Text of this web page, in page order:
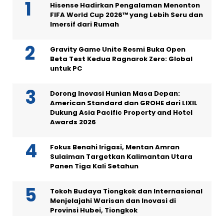
Hisense Hadirkan Pengalaman Menonton
FIFA World Cup 2026™ yang Lebih Seru dan
Imersif dari Rumah
Gravity Game Unite Resmi Buka Open
Beta Test Kedua Ragnarok Zero: Global
untuk PC
Dorong Inovasi Hunian Masa Depan:
American Standard dan GROHE dari LIXIL
Dukung Asia Pacific Property and Hotel
Awards 2026
Fokus Benahi Irigasi, Mentan Amran
Sulaiman Targetkan Kalimantan Utara
Panen Tiga Kali Setahun
Tokoh Budaya Tiongkok dan Internasional
Menjelajahi Warisan dan Inovasi di
Provinsi Hubei, Tiongkok